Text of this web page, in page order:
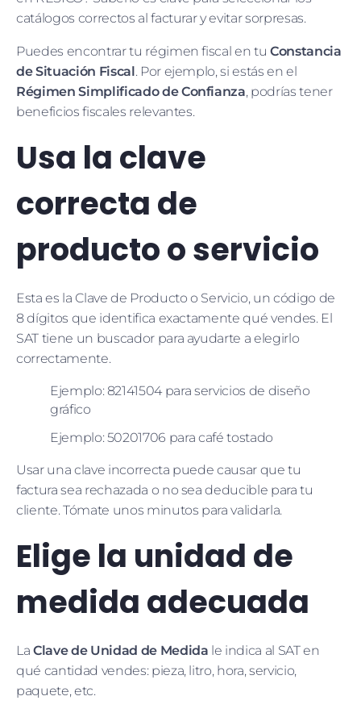
catálogos correctos al facturar y evitar sorpresas.
Puedes encontrar tu régimen fiscal en tuConstancia
de Situación Fiscal. Por ejemplo, si estás en el
Régimen Simplificado de Confianza, podrías tener
beneficios fiscales relevantes.
Usa la clave
correcta de
producto o servicio
Esta es la Clave de Producto o Servicio, un código de
8 dígitos que identifica exactamente qué vendes. El
SAT tiene un buscador para ayudarte a elegirlo
correctamente.
Ejemplo: 82141504 para servicios de diseño
gráfico
Ejemplo: 50201706 para café tostado
Usar una clave incorrecta puede causar que tu
factura sea rechazada o no sea deducible para tu
cliente. Tómate unos minutos para validarla.
Elige la unidad de
medida adecuada
La Clave de Unidad de Medida le indica al SAT en
qué cantidad vendes: pieza, litro, hora, servicio,
paquete, etc.